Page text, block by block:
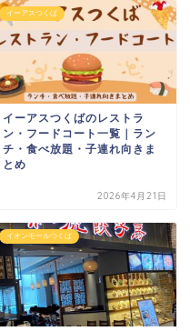
イーアスつくば
イーアスつくばのレストラ
ン・フードコート一覧｜ラン
チ・食べ放題・子連れ向きま
とめ
2026年4月21日
イオンモールつくば